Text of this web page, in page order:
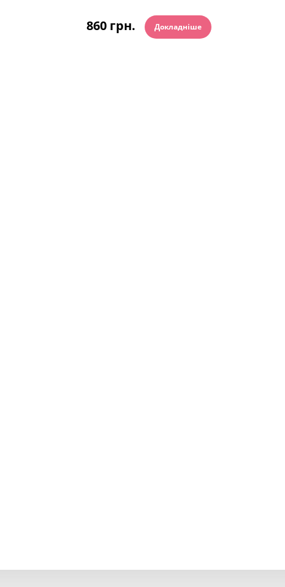
860 грн. Докладніше